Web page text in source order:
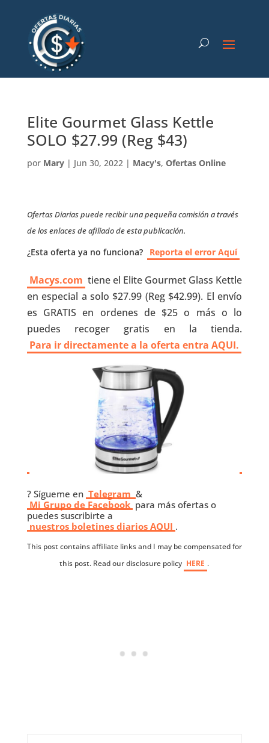
Elite Gourmet Glass Kettle
SOLO $27.99 (Reg $43)
por Mary| Jun 30, 2022| Macy's, Ofertas Online
Ofertas Diarias puede recibir una pequeña comisión a través
de los enlaces de afiliado de esta publicación.
¿Esta oferta ya no funciona? Reporta el error Aquí
Macys.com tiene el Elite Gourmet Glass Kettle
en especial a solo $27.99 (Reg $42.99). El envío
es GRATIS en ordenes de $25 o más o lo
puedes recoger gratis en la tienda.
Para ir directamente a la oferta entra AQUI.
? Sígueme en Telegram &
Mi Grupo de Facebook para más ofertas o
puedes suscribirte a
nuestros boletines diarios AQUI .
This post contains affiliate links and I may be compensated for
this post. Read our disclosure policy HERE .